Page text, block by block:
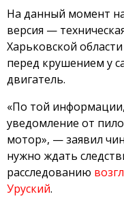
На данный момент
версия —
Харьковской
перед крушением у
двигатель.
«По той
уведомление от
мотор», — заявил
нужно ждать
расследованию
Уруский.